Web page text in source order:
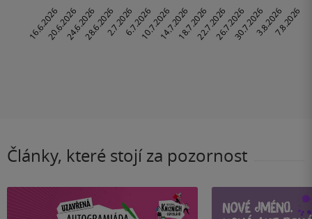
Články, které stojí za pozornost